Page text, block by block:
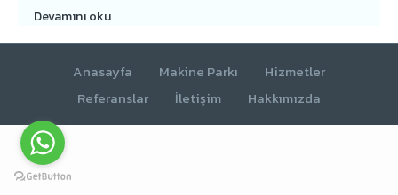
Devamını oku
Anasayfa Makine Parkı
Hizmetler
Referanslar
İletişim Hakkımızda